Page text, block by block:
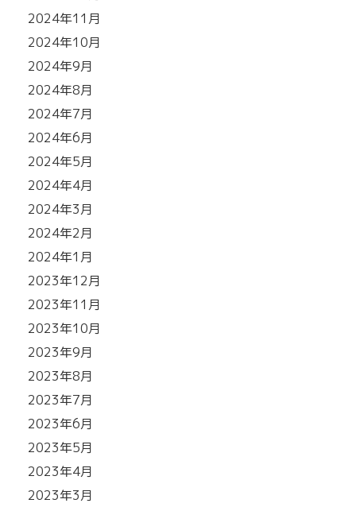
2024年11月
2024年10月
2024年9月
2024年8月
2024年7月
2024年6月
2024年5月
2024年4月
2024年3月
2024年2月
2024年1月
2023年12月
2023年11月
2023年10月
2023年9月
2023年8月
2023年7月
2023年6月
2023年5月
2023年4月
2023年3月